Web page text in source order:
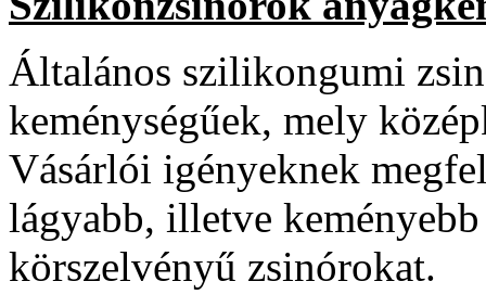
Általános szilikongumi
keménységűek, mely
Vásárlói igényeknek
lágyabb, illetve
körszelvényű zsinórokat.